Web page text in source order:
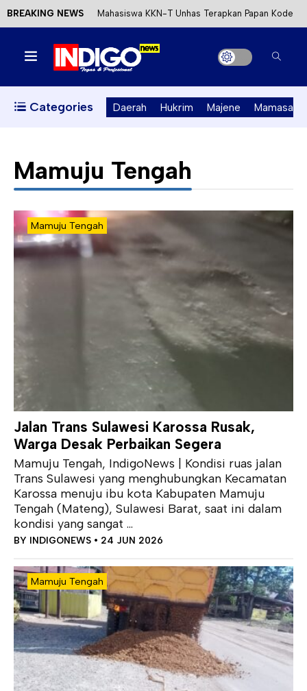
BREAKING NEWS Mahasiswa KKN-T Unhas Terapkan Papan Kode
Etik Wisata di Pantai Lawere Desa Lotang Salo
Satu DPO Pengeroyokan SPBU Tapalang
Ditangkap, Satu Lagi Kabur ke Kalimantan
Kecewa Kapolresta Absen, APPK Mamuju
Categories Daerah Hukrim Majene Mamasa
Mamuju Tengah
Mamuju Tengah
Jalan Trans Sulawesi Karossa Rusak,
Warga Desak Perbaikan Segera
Mamuju Tengah, IndigoNews | Kondisi ruas jalan
Trans Sulawesi yang menghubungkan Kecamatan
Karossa menuju ibu kota Kabupaten Mamuju
Tengah (Mateng), Sulawesi Barat, saat ini dalam
kondisi yang sangat ...
BY INDIGONEWS • 24 JUN 2026
Mamuju Tengah